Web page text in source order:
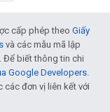
cấp phép theo Giấy
và các mẫu mã lập
. Để biết thông tin chi
Google Developers.
các đơn vị liên kết với